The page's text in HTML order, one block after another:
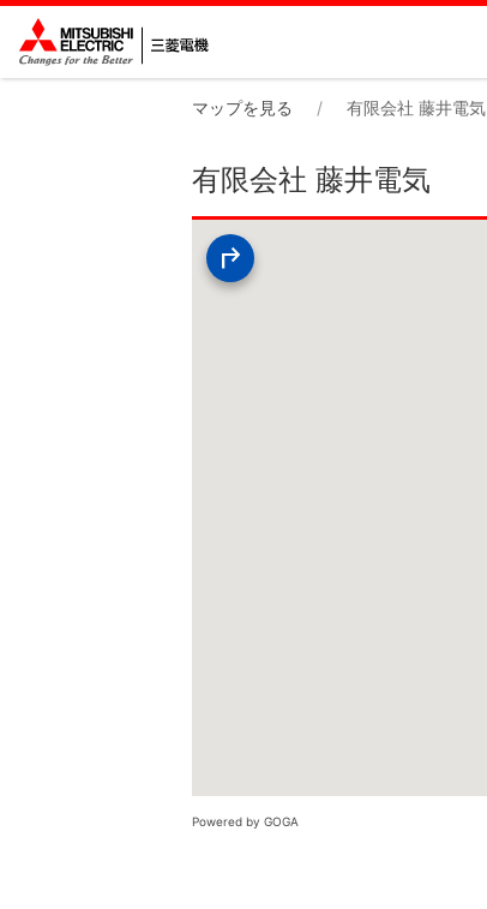
マップを見る 有限会社 藤井電気
有限会社 藤井電気
Powered by GOGA